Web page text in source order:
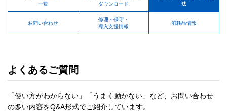
一覧
ダウンロード
法
お問い合わせ
修理・保守・
導入支援情報
消耗品情報
よくあるご質問
「使い方がわからない」「うまく動かない」など、お問い合わせ
の多い内容をQ&A形式でご紹介しています。